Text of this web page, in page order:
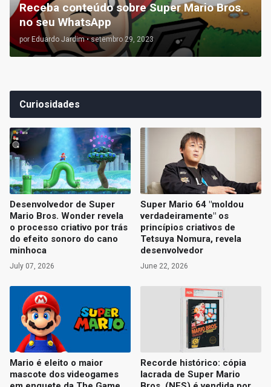
Receba conteúdo sobre Super Mario Bros.
no seu WhatsApp
por Eduardo Jardim • setembro 29, 2023
Curiosidades
Desenvolvedor de Super
Mario Bros. Wonder revela
o processo criativo por trás
do efeito sonoro do cano
minhoca
July 07, 2026
Super Mario 64 "moldou
verdadeiramente" os
princípios criativos de
Tetsuya Nomura, revela
desenvolvedor
June 22, 2026
Mario é eleito o maior
mascote dos videogames
Recorde histórico: cópia
lacrada de Super Mario